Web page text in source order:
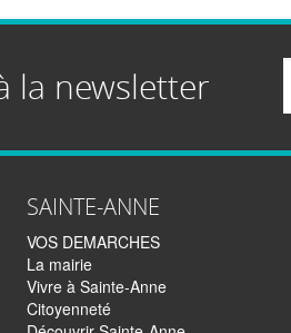
la newsletter
SAINTE-ANNE
VOS DEMARCHES
La mairie
Vivre à Sainte-Anne
Citoyenneté